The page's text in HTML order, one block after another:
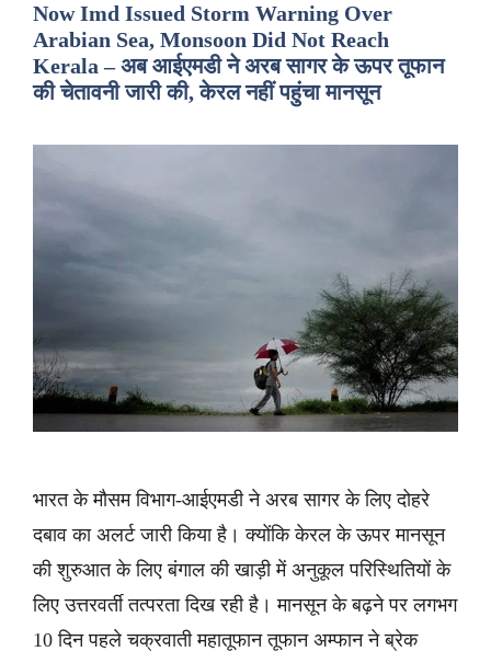
Now Imd Issued Storm Warning Over
Arabian Sea, Monsoon Did Not Reach
Kerala – अब आईएमडी ने अरब सागर के ऊपर तूफान
की चेतावनी जारी की, केरल नहीं पहुंचा मानसून
भारत के मौसम विभाग-आईएमडी ने अरब सागर के लिए दोहरे
दबाव का अलर्ट जारी किया है। क्योंकि केरल के ऊपर मानसून
की शुरुआत के लिए बंगाल की खाड़ी में अनुकूल परिस्थितियों के
लिए उत्तरवर्ती तत्परता दिख रही है। मानसून के बढ़ने पर लगभग
10 दिन पहले चक्रवाती महातूफान तूफान अम्फान ने ब्रेक